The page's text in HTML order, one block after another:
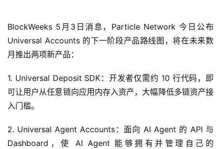
BlockWeeks 5月3日消息，Particle Network 今日公布
Universal Accounts 的下一阶段产品路线图，将在未来数
月推出两项新产品：
1. Universal Deposit SDK：开发者仅需约 10 行代码，即
可让用户从任意链向应用内存入资产，大幅降低多链资产接
入门槛。
2. Universal Agent Accounts：面向 AI Agent 的 API 与
Dashboard，使 AI Agent 能够拥有并管理自己的